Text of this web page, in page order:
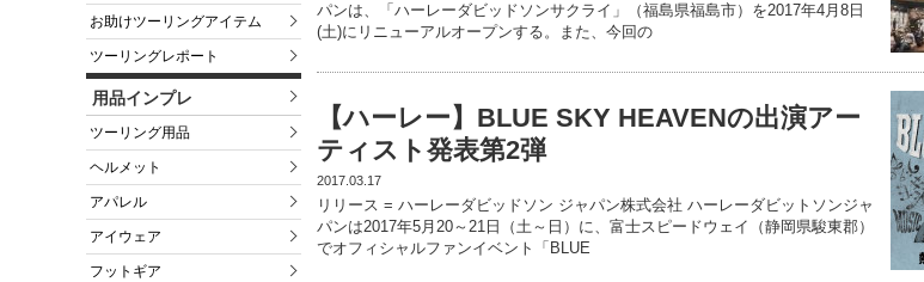
お助けツーリングアイテム
ツーリングレポート
用品インプレ
ツーリング用品
ヘルメット
アパレル
アイウェア
フットギア
パンは、「ハーレーダビッドソンサクライ」（福島県福島市）を2017年4月8日
(土)にリニューアルオープンする。また、今回の
【ハーレー】BLUE SKY HEAVENの出演アー
ティスト発表第2弾
2017.03.17
リリース = ハーレーダビッドソン ジャパン株式会社 ハーレーダビットソンジャ
パンは2017年5月20～21日（土～日）に、富士スピードウェイ（静岡県駿東郡）
でオフィシャルファンイベント「BLUE